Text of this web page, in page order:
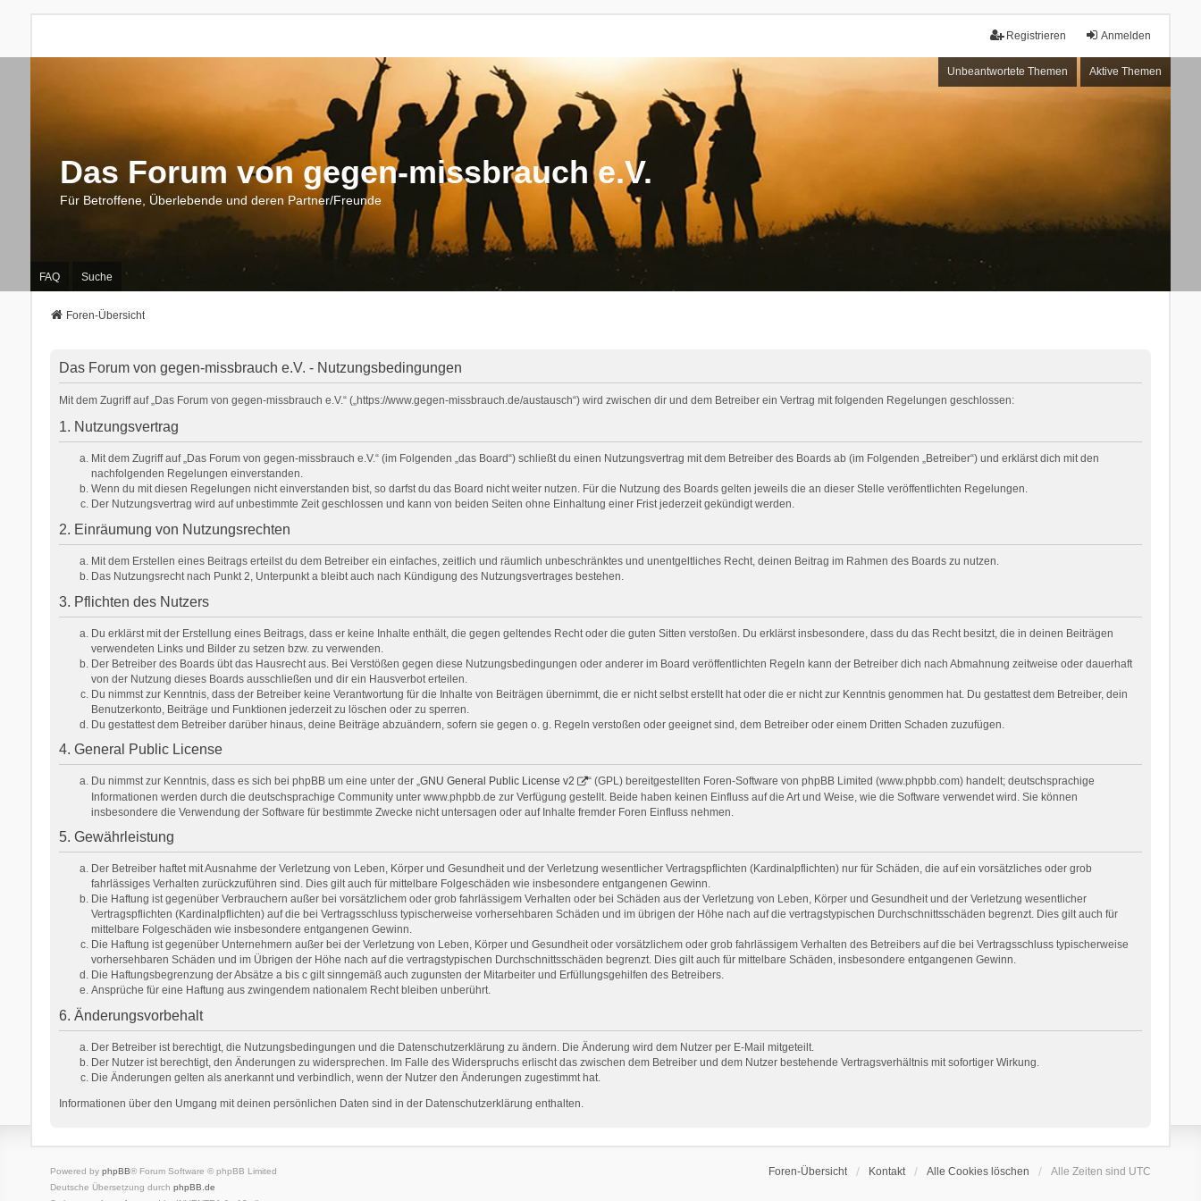
Anmelden
Registrieren
Unbeantwortete Themen Aktive Themen
Das Forum von gegen-missbrauch e.V.
Für Betroffene, Überlebende und deren Partner/Freunde
FAQ Suche
Foren-Übersicht
Das Forum von gegen-missbrauch e.V. - Nutzungsbedingungen
Mit dem Zugriff auf „Das Forum von gegen-missbrauch e.V.“ („https://www.gegen-missbrauch.de/austausch“) wird zwischen dir und dem Betreiber ein Vertrag mit folgenden Regelungen geschlossen:
1. Nutzungsvertrag
Mit dem Zugriff auf „Das Forum von gegen-missbrauch e.V.“ (im Folgenden „das Board“) schließt du einen Nutzungsvertrag mit dem Betreiber des Boards ab (im Folgenden „Betreiber“) und erklärst dich mit den
nachfolgenden Regelungen einverstanden.
Wenn du mit diesen Regelungen nicht einverstanden bist, so darfst du das Board nicht weiter nutzen. Für die Nutzung des Boards gelten jeweils die an dieser Stelle veröffentlichten Regelungen.
Der Nutzungsvertrag wird auf unbestimmte Zeit geschlossen und kann von beiden Seiten ohne Einhaltung einer Frist jederzeit gekündigt werden.
2. Einräumung von Nutzungsrechten
Mit dem Erstellen eines Beitrags erteilst du dem Betreiber ein einfaches, zeitlich und räumlich unbeschränktes und unentgeltliches Recht, deinen Beitrag im Rahmen des Boards zu nutzen.
Das Nutzungsrecht nach Punkt 2, Unterpunkt a bleibt auch nach Kündigung des Nutzungsvertrages bestehen.
3. Pflichten des Nutzers
Du erklärst mit der Erstellung eines Beitrags, dass er keine Inhalte enthält, die gegen geltendes Recht oder die guten Sitten verstoßen. Du erklärst insbesondere, dass du das Recht besitzt, die in deinen Beiträgen
verwendeten Links und Bilder zu setzen bzw. zu verwenden.
Der Betreiber des Boards übt das Hausrecht aus. Bei Verstößen gegen diese Nutzungsbedingungen oder anderer im Board veröffentlichten Regeln kann der Betreiber dich nach Abmahnung zeitweise oder dauerhaft
von der Nutzung dieses Boards ausschließen und dir ein Hausverbot erteilen.
Du nimmst zur Kenntnis, dass der Betreiber keine Verantwortung für die Inhalte von Beiträgen übernimmt, die er nicht selbst erstellt hat oder die er nicht zur Kenntnis genommen hat. Du gestattest dem Betreiber, dein
Benutzerkonto, Beiträge und Funktionen jederzeit zu löschen oder zu sperren.
Du gestattest dem Betreiber darüber hinaus, deine Beiträge abzuändern, sofern sie gegen o. g. Regeln verstoßen oder geeignet sind, dem Betreiber oder einem Dritten Schaden zuzufügen.
4. General Public License
Du nimmst zur Kenntnis, dass es sich bei phpBB um eine unter der „GNU General Public License v2
“ (GPL) bereitgestellten Foren-Software von phpBB Limited (www.phpbb.com) handelt; deutschsprachige
Informationen werden durch die deutschsprachige Community unter www.phpbb.de zur Verfügung gestellt. Beide haben keinen Einfluss auf die Art und Weise, wie die Software verwendet wird. Sie können
insbesondere die Verwendung der Software für bestimmte Zwecke nicht untersagen oder auf Inhalte fremder Foren Einfluss nehmen.
5. Gewährleistung
Der Betreiber haftet mit Ausnahme der Verletzung von Leben, Körper und Gesundheit und der Verletzung wesentlicher Vertragspflichten (Kardinalpflichten) nur für Schäden, die auf ein vorsätzliches oder grob
fahrlässiges Verhalten zurückzuführen sind. Dies gilt auch für mittelbare Folgeschäden wie insbesondere entgangenen Gewinn.
Die Haftung ist gegenüber Verbrauchern außer bei vorsätzlichem oder grob fahrlässigem Verhalten oder bei Schäden aus der Verletzung von Leben, Körper und Gesundheit und der Verletzung wesentlicher
Vertragspflichten (Kardinalpflichten) auf die bei Vertragsschluss typischerweise vorhersehbaren Schäden und im übrigen der Höhe nach auf die vertragstypischen Durchschnittsschäden begrenzt. Dies gilt auch für
mittelbare Folgeschäden wie insbesondere entgangenen Gewinn.
Die Haftung ist gegenüber Unternehmern außer bei der Verletzung von Leben, Körper und Gesundheit oder vorsätzlichem oder grob fahrlässigem Verhalten des Betreibers auf die bei Vertragsschluss typischerweise
vorhersehbaren Schäden und im Übrigen der Höhe nach auf die vertragstypischen Durchschnittsschäden begrenzt. Dies gilt auch für mittelbare Schäden, insbesondere entgangenen Gewinn.
Die Haftungsbegrenzung der Absätze a bis c gilt sinngemäß auch zugunsten der Mitarbeiter und Erfüllungsgehilfen des Betreibers.
Ansprüche für eine Haftung aus zwingendem nationalem Recht bleiben unberührt.
6. Änderungsvorbehalt
Der Betreiber ist berechtigt, die Nutzungsbedingungen und die Datenschutzerklärung zu ändern. Die Änderung wird dem Nutzer per E-Mail mitgeteilt.
Der Nutzer ist berechtigt, den Änderungen zu widersprechen. Im Falle des Widerspruchs erlischt das zwischen dem Betreiber und dem Nutzer bestehende Vertragsverhältnis mit sofortiger Wirkung.
Die Änderungen gelten als anerkannt und verbindlich, wenn der Nutzer den Änderungen zugestimmt hat.
Informationen über den Umgang mit deinen persönlichen Daten sind in der Datenschutzerklärung enthalten.
Foren-Übersicht Kontakt Alle Cookies löschen Alle Zeiten sind UTC
Powered by phpBB® Forum Software © phpBB Limited
Deutsche Übersetzung durch phpBB.de